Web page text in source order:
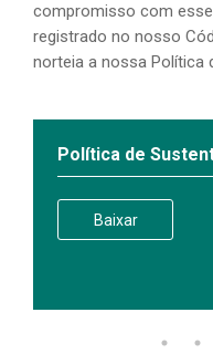
compromisso com
registrado no nosso
norteia a nossa Política
Política de